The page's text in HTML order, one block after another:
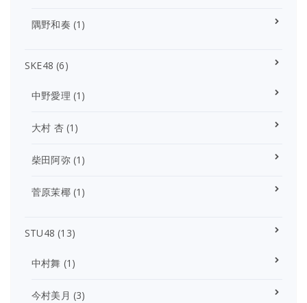
隅野和奏 (1)
SKE48 (6)
中野愛理 (1)
大村 杏(1)
柴田阿弥(1)
菅原茉椰(1)
STU48 (13)
中村舞 (1)
今村美月 (3)